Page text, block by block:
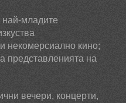
най-младите
некомерсиално кино;
представленията на
вечери, концерти,